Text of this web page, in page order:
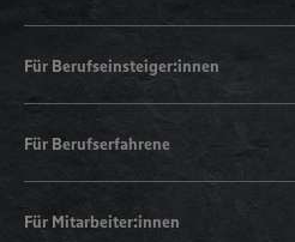
Für Berufseinsteiger:innen
Für Berufserfahrene
Für Mitarbeiter:innen